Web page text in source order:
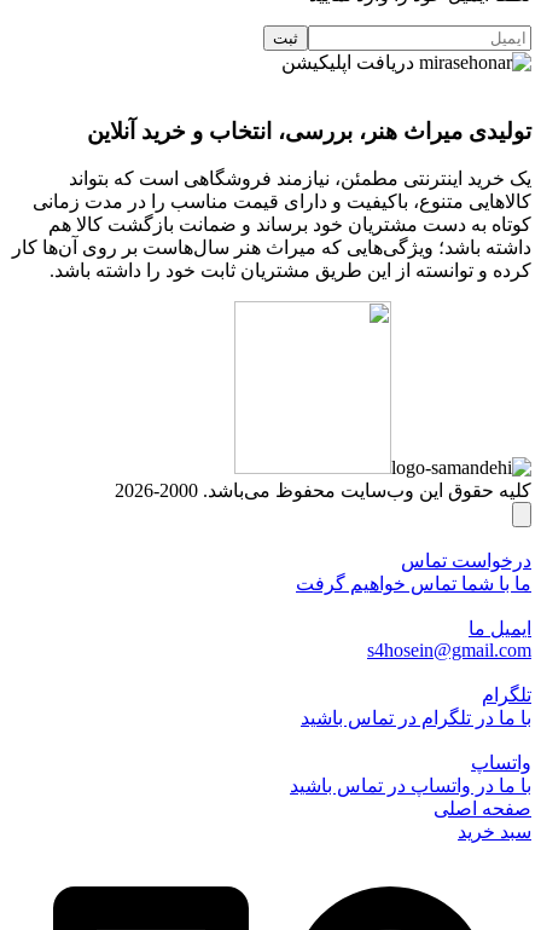
دریافت اپلیکیشن
تولیدی میراث هنر، بررسی، انتخاب و خرید آنلاین
یک خرید اینترنتی مطمئن، نیازمند فروشگاهی است که بتواند
کالاهایی متنوع، باکیفیت و دارای قیمت مناسب را در مدت زمانی
کوتاه به دست مشتریان خود برساند و ضمانت بازگشت کالا هم
داشته باشد؛ ویژگی‌هایی که میراث هنر سال‌هاست بر روی آن‌ها کار
کرده و توانسته از این طریق مشتریان ثابت خود را داشته باشد.
کلیه حقوق این وب‌سایت محفوظ می‌باشد. 2000-2026
درخواست تماس
ما با شما تماس خواهیم گرفت
ایمیل ما
s4hosein@gmail.com
تلگرام
با ما در تلگرام در تماس باشید
واتساپ
با ما در واتساپ در تماس باشید
صفحه اصلی
سبد خرید